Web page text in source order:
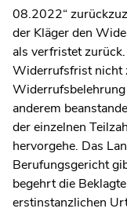
08.2022“
der Kläger den
als verfristet
Widerrufsfrist nicht
anderem
der einzelnen
hervorgehe. Das
Berufungsgericht
begehrt die
erstinstanzlichen